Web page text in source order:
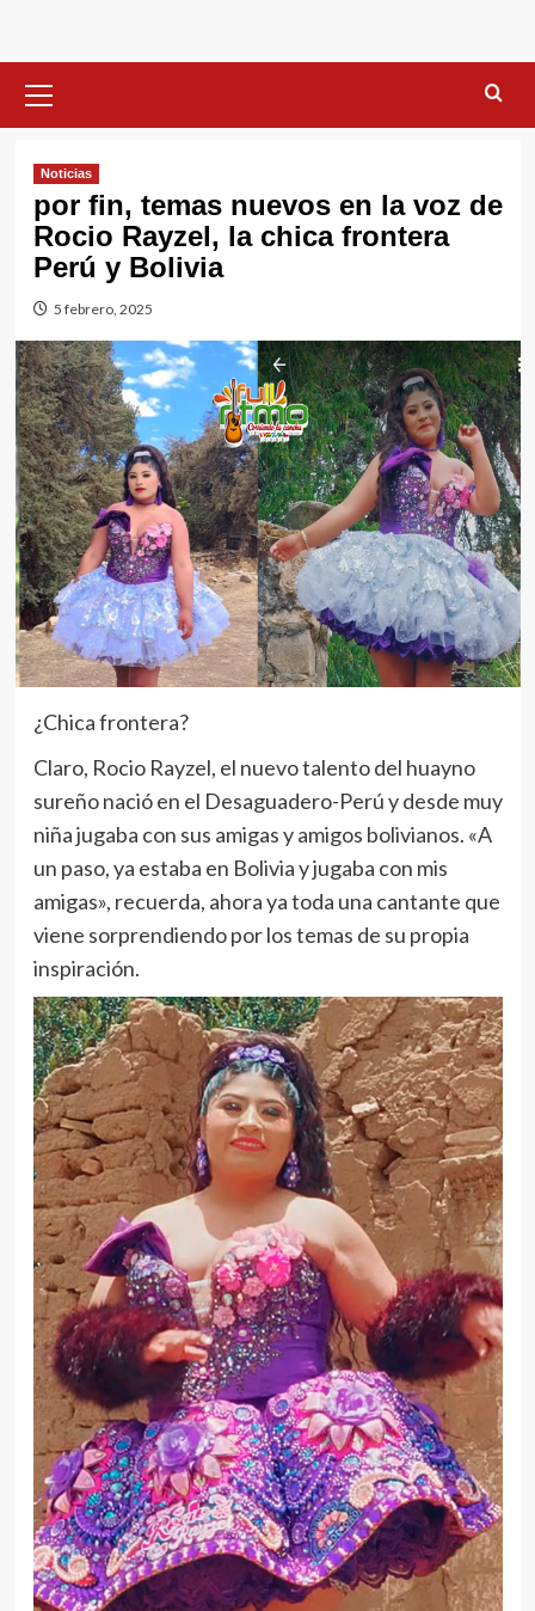
primario
Noticias
por fin, temas nuevos en la voz de
Rocio Rayzel, la chica frontera
Perú y Bolivia
5 febrero, 2025
¿Chica frontera?
Claro, Rocio Rayzel, el nuevo talento del huayno
sureño nació en el Desaguadero-Perú y desde muy
niña jugaba con sus amigas y amigos bolivianos. «A
un paso, ya estaba en Bolivia y jugaba con mis
amigas», recuerda, ahora ya toda una cantante que
viene sorprendiendo por los temas de su propia
inspiración.